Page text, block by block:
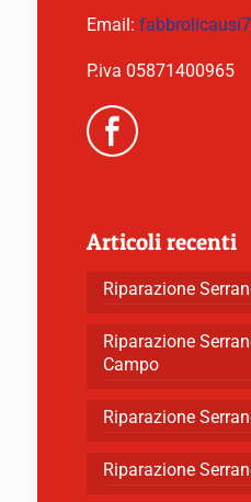
Email:
P.iva 05871400965
Articoli recenti
Riparazione
Riparazione
Campo
Riparazione
Riparazione